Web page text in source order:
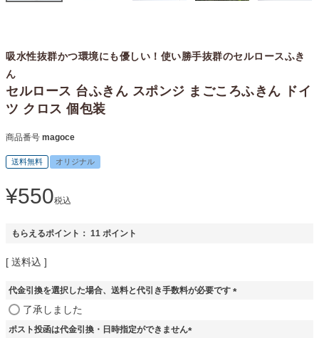
吸水性抜群かつ環境にも優しい！使い勝手抜群のセルロースふき
ん
セルロース 台ふきん スポンジ まごころふきん ドイ
ツ クロス 個包装
商品番号 magoce
送料無料 オリジナル
¥550税込
もらえるポイント： 11 ポイント
送料込
代金引換を選択した場合、送料と代引き手数料が必要です
了承しました
ポスト投函は代金引換・日時指定ができません